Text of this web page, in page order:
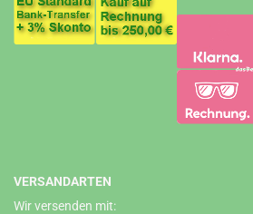
VERSANDARTEN
Wir versenden mit: